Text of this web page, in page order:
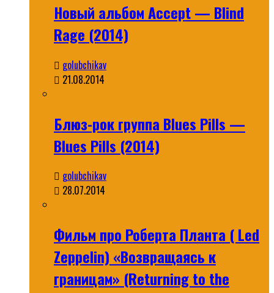
Новый альбом Accept — Blind
Rage (2014)
golubchikav
21.08.2014
Блюз-рок группа Blues Pills —
Blues Pills (2014)
golubchikav
28.07.2014
Фильм про Роберта Планта ( Led
Zeppelin) «Возвращаясь к
границам» (Returning to the